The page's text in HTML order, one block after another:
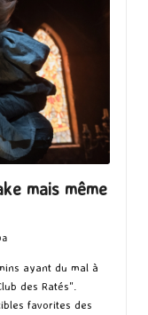
mais même
ayant du mal à
des Ratés".
favorites des